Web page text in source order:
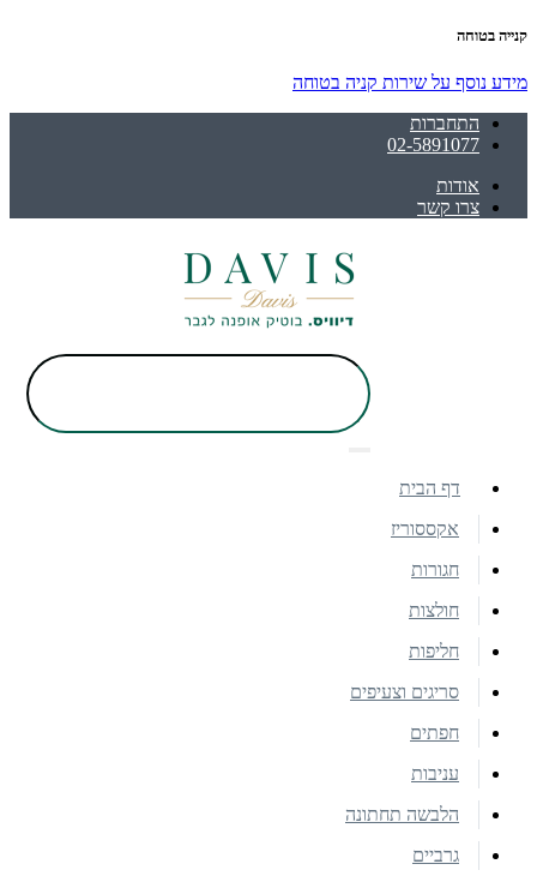
קנייה בטוחה
מידע נוסף על שירות קניה בטוחה
התחברות
02-5891077
אודות
צרו קשר
דף הבית
אקססוריז
חגורות
חולצות
חליפות
סריגים וצעיפים
חפתים
עניבות
הלבשה תחתונה
גרביים